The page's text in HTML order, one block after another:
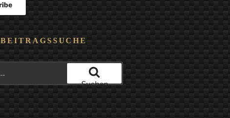
BEITRAGSSUCHE
Suchen